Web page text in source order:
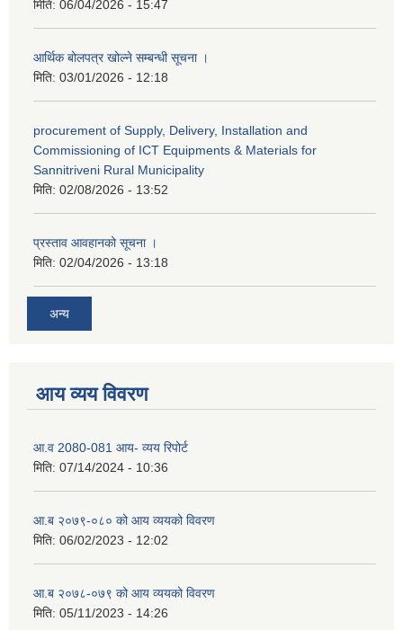
मिति: 06/04/2026 - 15:47
आर्थिक बोलपत्र खोल्ने सम्बन्धी सूचना ।
मिति: 03/01/2026 - 12:18
procurement of Supply, Delivery, Installation and
Commissioning of ICT Equipments & Materials for
Sannitriveni Rural Municipality
मिति: 02/08/2026 - 13:52
प्रस्ताव आवहानको सूचना ।
मिति: 02/04/2026 - 13:18
अन्य
आय व्यय विवरण
आ.व 2080-081 आय- व्यय रिपोर्ट
मिति: 07/14/2024 - 10:36
आ.ब २०७९-०८० को आय व्ययको विवरण
मिति: 06/02/2023 - 12:02
आ.ब २०७८-०७९ को आय व्ययको विवरण
मिति: 05/11/2023 - 14:26